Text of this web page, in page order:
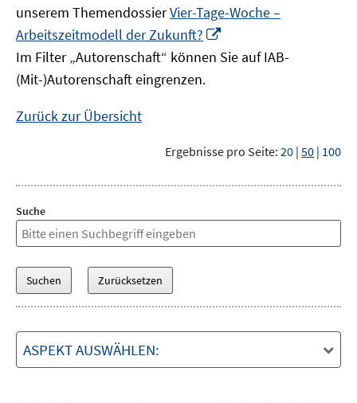
unserem ThemendossierVier-Tage-Woche –
Arbeitszeitmodell der Zukunft?
neuem
Im Filter „Autorenschaft“ können Sie auf IAB-
(Mit-)Autorenschaft eingrenzen.
Zurück zur Übersicht
Ergebnisse pro Seite: 20 | 50 | 100
Suche
ASPEKT AUSWÄHLEN: